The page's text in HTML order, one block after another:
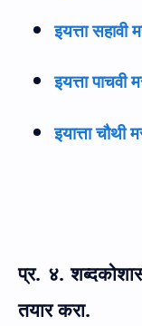
इयत्ता सहावी
इयत्ता पाचवी
इयात्ता चौथी
प्र. ४.
तयार करा.